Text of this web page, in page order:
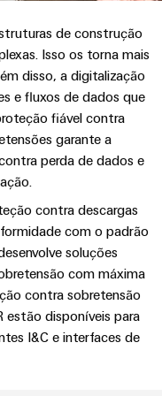
de construção
Isso os torna mais
disso, a digitalização
e fluxos de dados que
fiável contra
garante a
perda de dados e
contra descargas
com o padrão
soluções
com máxima
contra sobretensão
estão disponíveis para
I&C e interfaces de